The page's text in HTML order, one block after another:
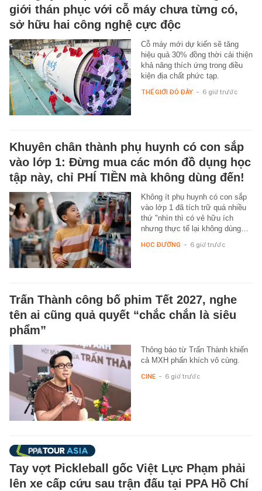
giới thán phục với cỗ máy chưa từng có,
sở hữu hai công nghệ cực độc
Cỗ máy mới dự kiến sẽ tăng
hiệu quả 30% đồng thời cải thiện
khả năng thích ứng trong điều
kiện địa chất phức tạp.
THẾ GIỚI ĐÓ ĐÂY - 6 giờ trước
Khuyên chân thành phụ huynh có con sắp
vào lớp 1: Đừng mua các món đồ dụng học
tập này, chỉ PHÍ TIỀN mà không dùng đến!
Không ít phụ huynh có con sắp
vào lớp 1 đã tích trữ quá nhiều
thứ "nhìn thì có vẻ hữu ích
nhưng thực tế lại không dùng…
HỌC ĐƯỜNG - 6 giờ trước
Trấn Thành công bố phim Tết 2027, nghe
tên ai cũng quả quyết “chắc chắn là siêu
phẩm”
Thông báo từ Trấn Thành khiến
cả MXH phấn khích vô cùng.
CINE - 6 giờ trước
Tay vợt Pickleball gốc Việt Lực Phạm phải
lên xe cấp cứu sau trận đấu tại PPA Hồ Chí